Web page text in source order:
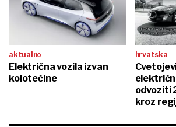
aktualno
Električna vozila izvan
kolotečine
hrvatska
odvoziti
kroz